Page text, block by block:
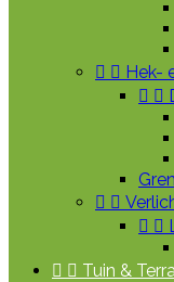
  Hek-
 
 
 
  Tuin &